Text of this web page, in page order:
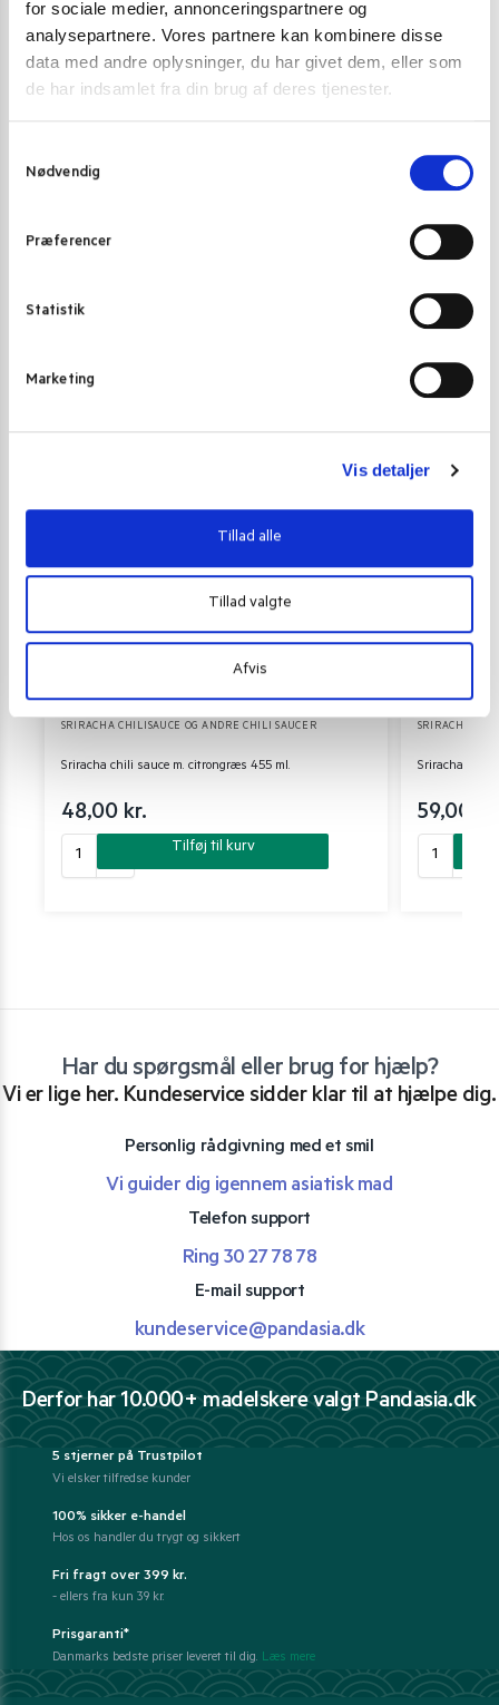
for sociale medier, annonceringspartnere og
analysepartnere. Vores partnere kan kombinere disse
data med andre oplysninger, du har givet dem, eller som
de har indsamlet fra din brug af deres tjenester.
Nødvendig
Præferencer
Statistik
Marketing
Vis detaljer
Tillad alle
Tillad valgte
Afvis
Varenummer (SKU): 4671
Gode alternativer til dette produkt
SRIRACHA CHILISAUCE OG ANDRE CHILI SAUCER
Sriracha chili sauce m. citrongræs 455 ml.
48,00 kr.
Tilføj til kurv
SRIRACHA
Sriracha chili
59,00
Har du spørgsmål eller brug for hjælp?
Vi er lige her. Kundeservice sidder klar til at hjælpe dig.
Personlig rådgivning med et smil
Vi guider dig igennem asiatisk mad
Telefon support
Ring 30 27 78 78
E-mail support
kundeservice@pandasia.dk
Derfor har 10.000+ madelskere valgt Pandasia.dk
5 stjerner på Trustpilot
Vi elsker tilfredse kunder
100% sikker e-handel
Hos os handler du trygt og sikkert
Fri fragt over 399 kr.
- ellers fra kun 39 kr.
Prisgaranti*
Danmarks bedste priser leveret til dig. Læs mere